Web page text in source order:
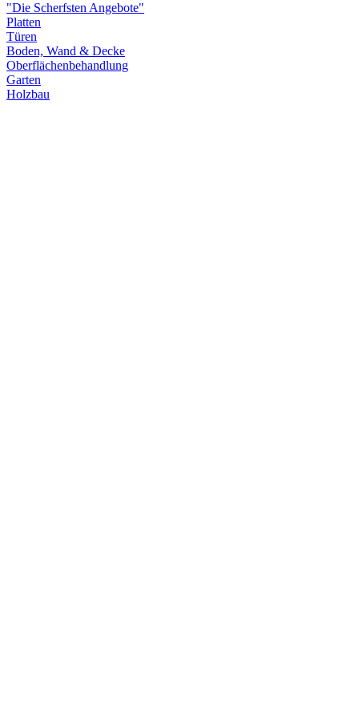
"Die Scherfsten Angebote"
Platten
Türen
Boden, Wand & Decke
Oberflächenbehandlung
Garten
Holzbau